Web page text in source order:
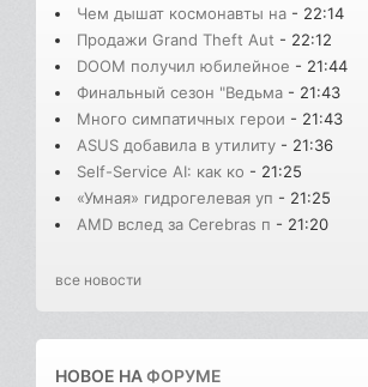
Чем дышат космонавты на - 22:14
Продажи Grand Theft Aut - 22:12
DOOM получил юбилейное - 21:44
Финальный сезон "Ведьма - 21:43
Много симпатичных герои - 21:43
ASUS добавила в утилиту - 21:36
Self-Service AI: как ко - 21:25
«Умная» гидрогелевая уп - 21:25
AMD вслед за Cerebras п - 21:20
все новости
НОВОЕ НАФОРУМЕ